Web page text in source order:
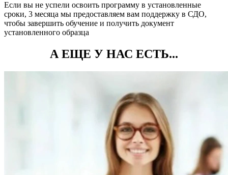
Если вы не успели освоить программу в установленные
сроки, 3 месяца мы предоставляем вам поддержку в СДО,
чтобы завершить обучение и получить документ
установленного образца
А ЕЩЕ У НАС ЕСТЬ...